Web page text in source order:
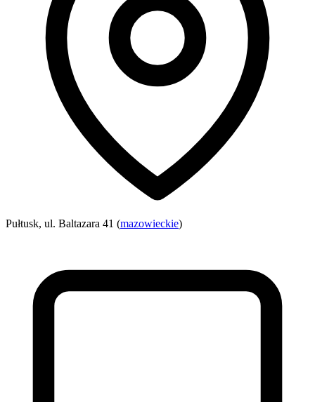
Pułtusk, ul. Baltazara 41 (mazowieckie)